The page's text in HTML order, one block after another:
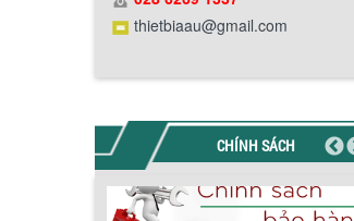
thietbiaau@gmail.com
CHÍNH SÁCH
Chính sách đổi trả hàng